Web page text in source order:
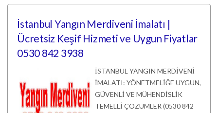
İstanbul Yangın Merdiveni İmalatı |
Ücretsiz Keşif Hizmeti ve Uygun Fiyatlar
0530 842 3938
İSTANBUL YANGIN MERDİVENİ
İMALATI: YÖNETMELİĞE UYGUN,
GÜVENLİ VE MÜHENDİSLİK
TEMELLİ ÇÖZÜMLER (0530 842